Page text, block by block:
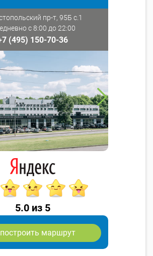
пр-т, 95Б с.1
с 8:00 до 22:00
(495) 150-70-36
5.0 из 5
построить маршрут